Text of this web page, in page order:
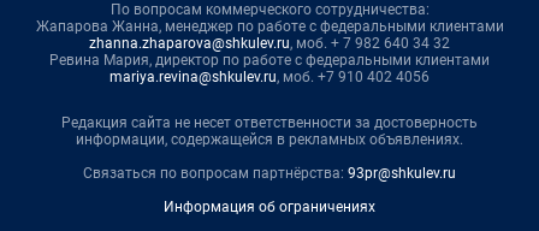
По вопросам коммерческого сотрудничества:
Жапарова Жанна, менеджер по работе с федеральными клиентами
zhanna.zhaparova@shkulev.ru, моб. + 7 982 640 34 32
Ревина Мария, директор по работе с федеральными клиентами
mariya.revina@shkulev.ru, моб. +7 910 402 4056
Редакция сайта не несет ответственности за достоверность
информации, содержащейся в рекламных объявлениях.
Связаться по вопросам партнёрства: 93pr@shkulev.ru
Информация об ограничениях